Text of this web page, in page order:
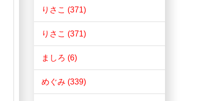
りさこ (371)
りさこ (371)
ましろ (6)
めぐみ (339)